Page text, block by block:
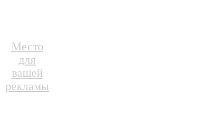
Место
для
вашей
рекламы